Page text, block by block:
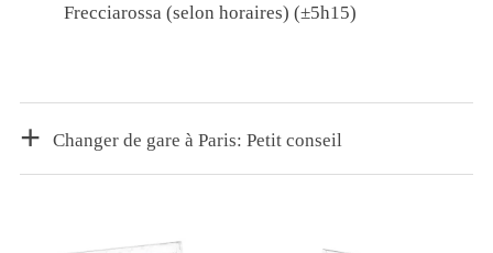
Frecciarossa (selon horaires) (±5h15)
Changer de gare à Paris: Petit conseil